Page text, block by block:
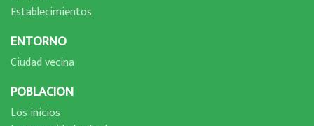
Establecimientos
ENTORNO
Ciudad vecina
POBLACION
Los inicios